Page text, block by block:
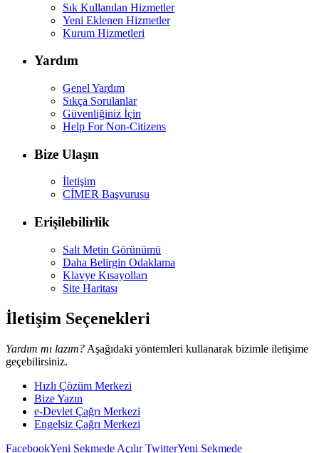
Sık Kullanılan Hizmetler
Yeni Eklenen Hizmetler
Kurum Hizmetleri
Yardım
Genel Yardım
Sıkça Sorulanlar
Güvenliğiniz İçin
Help For Non-Citizens
Bize Ulaşın
İletişim
CİMER Başvurusu
Erişilebilirlik
Salt Metin Görünümü
Daha Belirgin Odaklama
Klavye Kısayolları
Site Haritası
İletişim Seçenekleri
Yardım mı lazım? Aşağıdaki yöntemleri kullanarak bizimle iletişime
geçebilirsiniz.
Hızlı Çözüm Merkezi
Bize Yazın
e-Devlet Çağrı Merkezi
Engelsiz Çağrı Merkezi
FacebookYeni Sekmede AçılırTwitterYeni Sekmede